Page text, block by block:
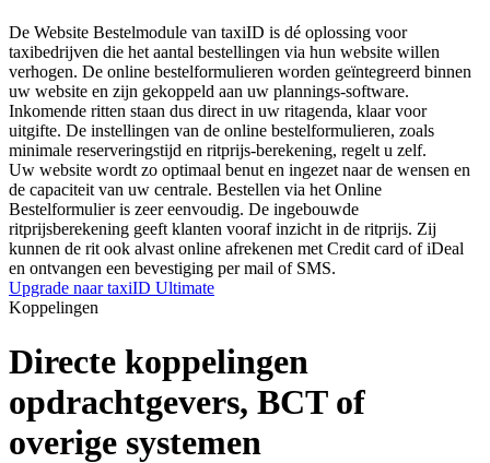
De Website Bestelmodule van taxiID is dé oplossing voor
taxibedrijven die het aantal bestellingen via hun website willen
verhogen. De online bestelformulieren worden geïntegreerd binnen
uw website en zijn gekoppeld aan uw plannings-software.
Inkomende ritten staan dus direct in uw ritagenda, klaar voor
uitgifte. De instellingen van de online bestelformulieren, zoals
minimale reserveringstijd en ritprijs-berekening, regelt u zelf.
Uw website wordt zo optimaal benut en ingezet naar de wensen en
de capaciteit van uw centrale. Bestellen via het Online
Bestelformulier is zeer eenvoudig. De ingebouwde
ritprijsberekening geeft klanten vooraf inzicht in de ritprijs. Zij
kunnen de rit ook alvast online afrekenen met Credit card of iDeal
en ontvangen een bevestiging per mail of SMS.
Upgrade naar taxiID Ultimate
Koppelingen
Directe koppelingen
opdrachtgevers, BCT of
overige systemen